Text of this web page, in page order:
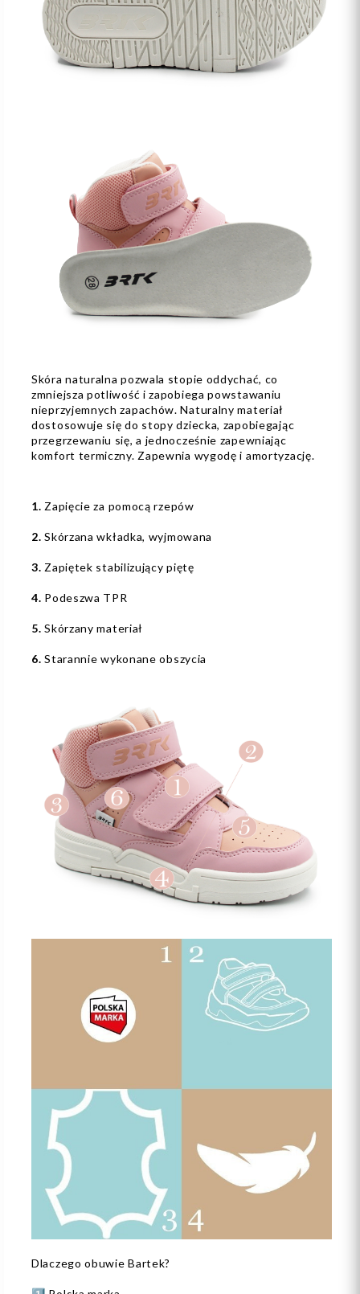
Skóra naturalna pozwala stopie oddychać, co
zmniejsza potliwość i zapobiega powstawaniu
nieprzyjemnych zapachów. Naturalny materiał
dostosowuje się do stopy dziecka, zapobiegając
przegrzewaniu się, a jednocześnie zapewniając
komfort termiczny. Zapewnia wygodę i amortyzację.
1. Zapięcie za pomocą rzepów
2. Skórzana wkładka, wyjmowana
3. Zapiętek stabilizujący piętę
4. Podeszwa TPR
5.Skórzany materiał
6. Starannie wykonane obszycia
Dlaczego obuwie Bartek?